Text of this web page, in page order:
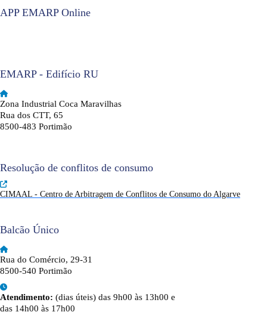
APP EMARP Online
EMARP - Edifício RU
Zona Industrial Coca Maravilhas
Rua dos CTT, 65
8500-483 Portimão
Resolução de conflitos de consumo
CIMAAL - Centro de Arbitragem de Conflitos de Consumo do Algarve
Balcão Único
Rua do Comércio, 29-31
8500-540 Portimão
Atendimento: (dias úteis) das 9h00 às 13h00 e
das 14h00 às 17h00